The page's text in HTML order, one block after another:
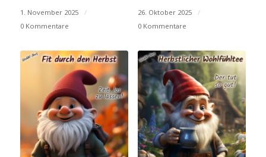
1. November 2025
/
0 Kommentare
26. Oktober 2025
/
0 Kommentare